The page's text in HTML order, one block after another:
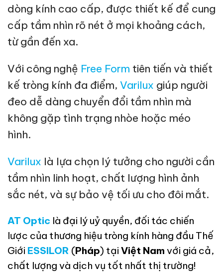
dòng kính cao cấp, được thiết kế để cung
cấp tầm nhìn rõ nét ở mọi khoảng cách,
từ gần đến xa.
Với công nghệ Free Form tiên tiến và thiết
kế tròng kính đa điểm, Varilux giúp người
đeo dễ dàng chuyển đổi tầm nhìn mà
không gặp tình trạng nhòe hoặc méo
hình.
Varilux là lựa chọn lý tưởng cho người cần
tầm nhìn linh hoạt, chất lượng hình ảnh
sắc nét, và sự bảo vệ tối ưu cho đôi mắt.
AT Optic là đại lý uỷ quyền, đối tác chiến
lược của thương hiệu tròng kính hàng đầu Thế
Giới ESSILOR (Pháp) tại Việt Nam với giá cả,
chất lượng và dịch vụ tốt nhất thị trường!